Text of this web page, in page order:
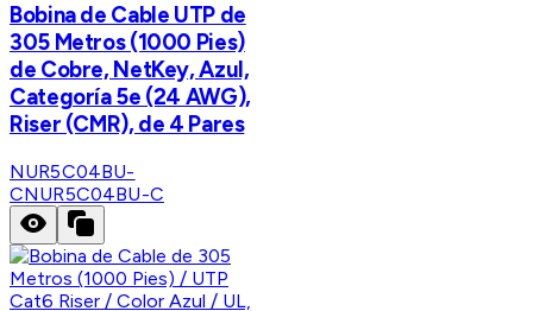
Bobina de Cable UTP de
305 Metros (1000 Pies)
de Cobre, NetKey, Azul,
Categoría 5e (24 AWG),
Riser (CMR), de 4 Pares
NUR5C04BU-
CNUR5C04BU-C